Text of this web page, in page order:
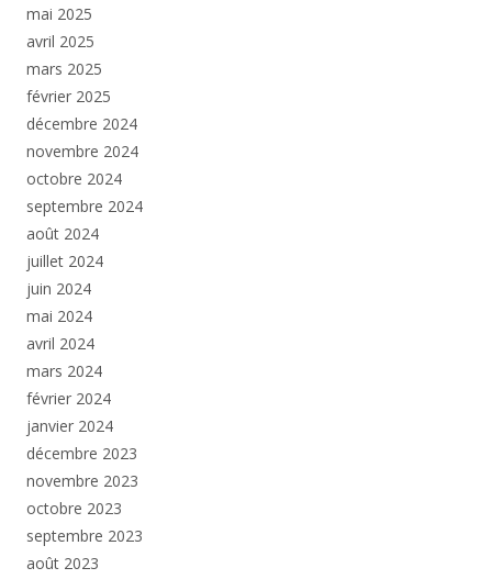
mai 2025
avril 2025
mars 2025
février 2025
décembre 2024
novembre 2024
octobre 2024
septembre 2024
août 2024
juillet 2024
juin 2024
mai 2024
avril 2024
mars 2024
février 2024
janvier 2024
décembre 2023
novembre 2023
octobre 2023
septembre 2023
août 2023